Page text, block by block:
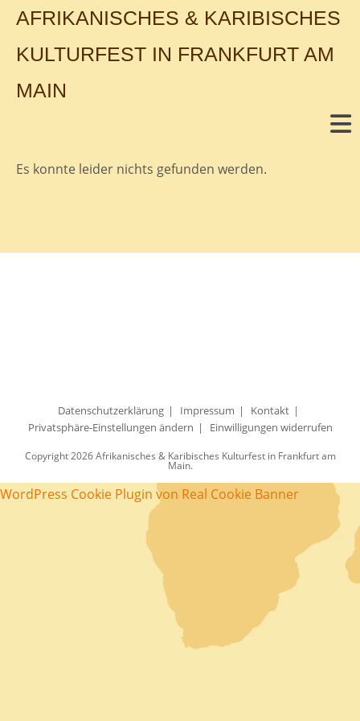
AFRIKANISCHES & KARIBISCHES
KULTURFEST IN FRANKFURT AM
MAIN
Es konnte leider nichts gefunden werden.
Datenschutzerklärung Impressum
Kontakt
Privatsphäre-Einstellungen ändern
Einwilligungen widerrufen
Copyright 2026 Afrikanisches & Karibisches Kulturfest in Frankfurt am
Main.
WordPress Cookie Plugin von Real Cookie Banner